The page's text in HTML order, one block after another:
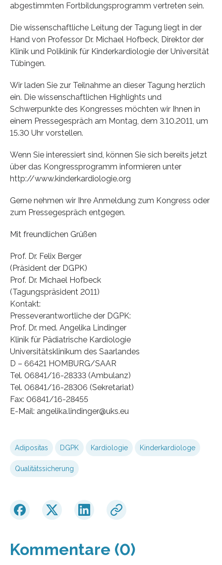
abgestimmten Fortbildungsprogramm vertreten sein.
Die wissenschaftliche Leitung der Tagung liegt in der
Hand von Professor Dr. Michael Hofbeck, Direktor der
Klinik und Poliklinik für Kinderkardiologie der Universität
Tübingen.
Wir laden Sie zur Teilnahme an dieser Tagung herzlich
ein. Die wissenschaftlichen Highlights und
Schwerpunkte des Kongresses möchten wir Ihnen in
einem Pressegespräch am Montag, dem 3.10.2011, um
15.30 Uhr vorstellen.
Wenn Sie interessiert sind, können Sie sich bereits jetzt
über das Kongressprogramm informieren unter
http://www.kinderkardiologie.org
Gerne nehmen wir Ihre Anmeldung zum Kongress oder
zum Pressegespräch entgegen.
Mit freundlichen Grüßen
Prof. Dr. Felix Berger
(Präsident der DGPK)
Prof. Dr. Michael Hofbeck
(Tagungspräsident 2011)
Kontakt:
Presseverantwortliche der DGPK:
Prof. Dr. med. Angelika Lindinger
Klinik für Pädiatrische Kardiologie
Universitätsklinikum des Saarlandes
D – 66421 HOMBURG/SAAR
Tel. 06841/16-28333 (Ambulanz)
Tel. 06841/16-28306 (Sekretariat)
Fax: 06841/16-28455
E-Mail: angelika.lindinger@uks.eu
Adipositas DGPK Kardiologie Kinderkardiologe
Qualitätssicherung
Kommentare (0)